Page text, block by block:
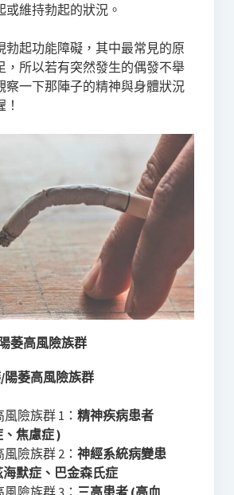
或維持勃起的狀況。
勃起功能障礙，其中最常見的原
，所以若有突然發生的偶發不舉
察一下那陣子的精神與身體狀況
萎高風險族群
陽萎高風險族群
險族群 1： 精神疾病患者
焦慮症 )
險族群 2： 神經系統病變患
默症、巴金森氏症
險族群 3： 三高患者 (高血